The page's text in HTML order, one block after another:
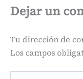
Dejar un
Tu dirección de
Los campos